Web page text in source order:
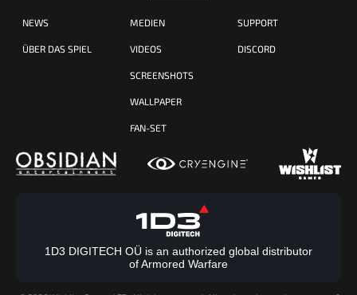
NEWS
ÜBER DAS SPIEL
MEDIEN
VIDEOS
SCREENSHOTS
WALLPAPER
FAN-SET
SUPPORT
DISCORD
1D3 DIGITECH OÜ is an authorized global distributor
of Armored Warfare